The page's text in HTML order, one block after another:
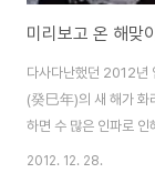
미리보고 온 해맞
다사다난했던 2012년
(癸巳年)의 새 해가 화
하면 수 많은 인파로 인
강원도 대관령, 속초를
2012. 12. 28.